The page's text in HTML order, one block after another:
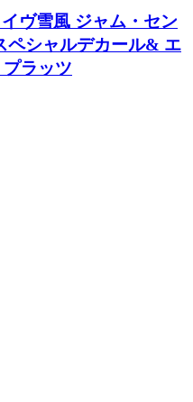
ヴ雪風 ジャム・セン
ペシャルデカール& エ
ラッツ